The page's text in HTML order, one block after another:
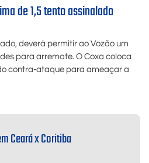
de 1,5 tento assinalado
deverá permitir ao Vozão um
para arremate. O Coxa coloca
contra-ataque para ameaçar a
Ceará x Coritiba